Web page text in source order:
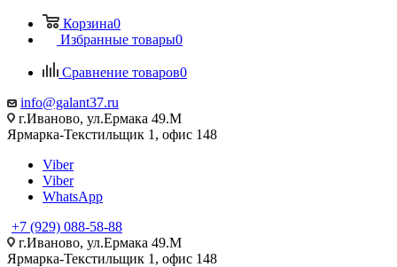
Корзина0
Избранные товары0
Сравнение товаров0
info@galant37.ru
г.Иваново, ул.Ермака 49.M
Ярмарка-Текстильщик 1, офис 148
Viber
Viber
WhatsApp
+7 (929) 088-58-88
г.Иваново, ул.Ермака 49.M
Ярмарка-Текстильщик 1, офис 148